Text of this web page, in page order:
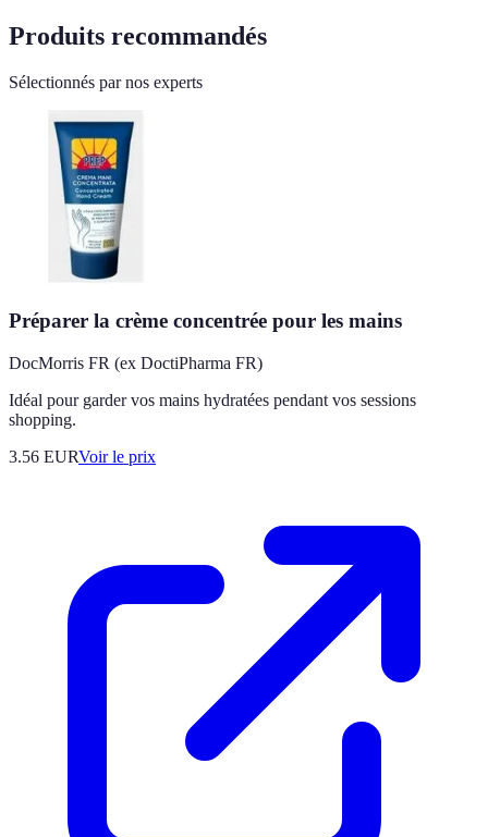
Produits recommandés
Sélectionnés par nos experts
Préparer la crème concentrée pour les mains
DocMorris FR (ex DoctiPharma FR)
Idéal pour garder vos mains hydratées pendant vos sessions
shopping.
3.56 EURVoir le prix